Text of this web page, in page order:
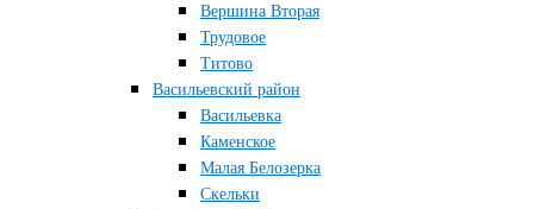
Вершина Вторая
Трудовое
Титово
Васильевский район
Васильевка
Каменское
Малая Белозерка
Скельки